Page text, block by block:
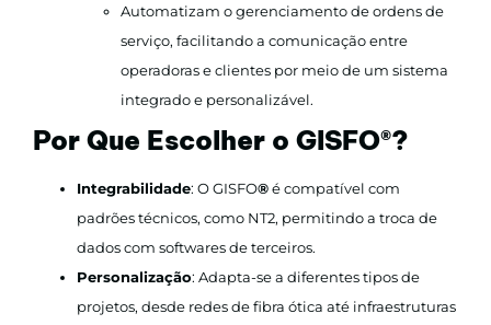
Automatizam o gerenciamento de ordens de
serviço, facilitando a comunicação entre
operadoras e clientes por meio de um sistema
integrado e personalizável.
Por Que Escolher o GISFO®?
Integrabilidade: O GISFO®é compatível com
padrões técnicos, como NT2, permitindo a troca de
dados com softwares de terceiros.
Personalização: Adapta-se a diferentes tipos de
projetos, desde redes de fibra ótica até infraestruturas